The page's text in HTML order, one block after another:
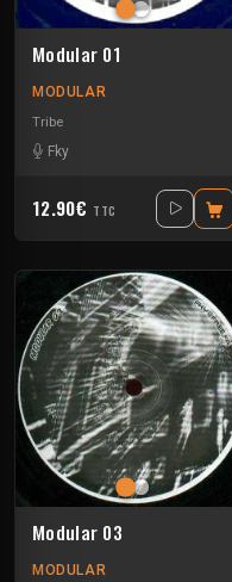
Modular 01
MODULAR
Tribe
Fky
12.90€ TTC
Modular 03
MODULAR